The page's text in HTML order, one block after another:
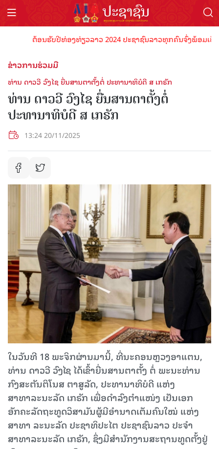
ຕ້ອນຮັບປີທ່ອງທ່ຽວລາວ 2024 ປະຊາຊົນລາວທຸກຄົນຈົ່ງພ້ອມເປັນ
ຂ່າວການຮ່ວມມື
ທ່ານ ດາວວີ ວົງໄຊ ຍື່ນສານຕາຕັ້ງຕໍ່ ປະທານາທິບໍດີ ສ ເກຣັກ
ທ່ານ ດາວວີ ວົງໄຊ ຍື່ນສານຕາຕັ້ງຕໍ່
ປະທານາທິບໍດີ ສ ເກຣັກ
13:24 20/11/2025
ໃນວັນທີ 18 ພະຈິກຜ່ານມານີ້, ທີ່ນະຄອນຫຼວງອາແຕນ,
ທ່ານ ດາວວີ ວົງໄຊ ໄດ້ເຂົ້າຍື່ນສານຕາຕັ້ງ ຕໍ່ ພະນະທ່ານ
ກົງສະຕັນຕິໂນສ ຕາສູລັດ, ປະທານາທິບໍດີ ແຫ່ງ
ສາທາລະນະລັດ ເກຣັກ ເພື່ອດຳລົງຕໍາແໜ່ງ ເປັນເອກ
ອັກຄະລັດຖະທູດວິສາມັນຜູ້ມີອຳນາດເຕັມຄົນໃໝ່ ແຫ່ງ
ສາທາ ລະນະລັດ ປະຊາທິປະໄຕ ປະຊາຊົນລາວ ປະຈຳ
ສາທາລະນະລັດ ເກຣັກ, ຊຶ່ງມີສຳນັກງານສະຖານທູດຕັ້ງຢູ່